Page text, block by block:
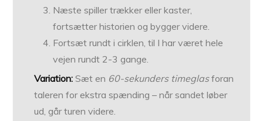
Næste spiller trækker eller kaster,
fortsætter historien og bygger videre.
Fortsæt rundt i cirklen, til I har været hele
vejen rundt 2-3 gange.
Variation: Sæt en 60-sekunders timeglasforan
taleren for ekstra spænding – når sandet løber
ud, går turen videre.